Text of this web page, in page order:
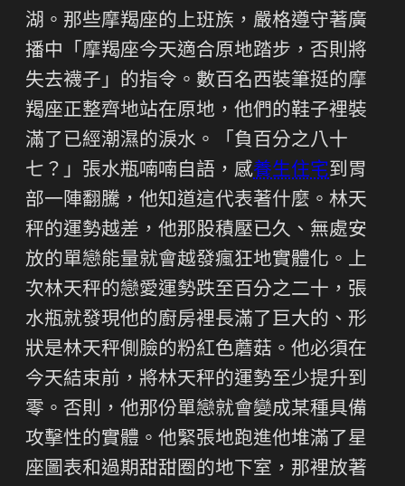
湖。那些摩羯座的上班族，嚴格遵守著廣
播中「摩羯座今天適合原地踏步，否則將
失去襪子」的指令。數百名西裝筆挺的摩
羯座正整齊地站在原地，他們的鞋子裡裝
滿了已經潮濕的淚水。「負百分之八十
七？」張水瓶喃喃自語，感養生住宅到胃
部一陣翻騰，他知道這代表著什麼。林天
秤的運勢越差，他那股積壓已久、無處安
放的單戀能量就會越發瘋狂地實體化。上
次林天秤的戀愛運勢跌至百分之二十，張
水瓶就發現他的廚房裡長滿了巨大的、形
狀是林天秤側臉的粉紅色蘑菇。他必須在
今天結束前，將林天秤的運勢至少提升到
零。否則，他那份單戀就會變成某種具備
攻擊性的實體。他緊張地跑進他堆滿了星
座圖表和過期甜甜圈的地下室，那裡放著